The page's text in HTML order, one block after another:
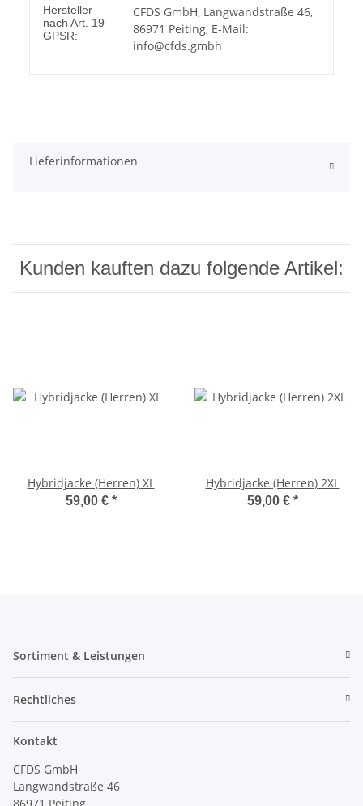
Hersteller
nach Art. 19
GPSR:
CFDS GmbH, Langwandstraße 46,
86971 Peiting, E-Mail:
info@cfds.gmbh
Lieferinformationen
Kunden kauften dazu folgende Artikel:
Hybridjacke (Herren) XL
59,00 € *
Hybridjacke (Herren) 2XL
59,00 € *
Sortiment & Leistungen
Rechtliches
Kontakt
CFDS GmbH
Langwandstraße 46
86971 Peiting